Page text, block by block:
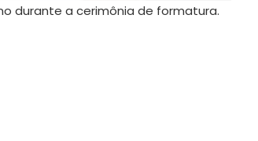
durante a cerimônia de formatura.